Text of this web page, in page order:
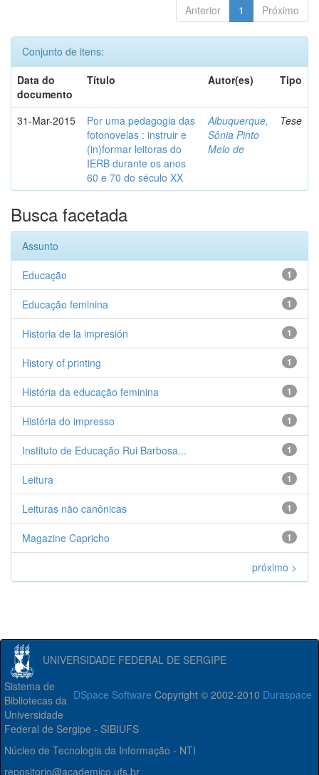
Anterior 1 Próximo
Conjunto de itens:
Data do
documento
Título Autor(es) Tipo
31-Mar-2015
Por uma pedagogia das
fotonovelas : instruir e
(in)formar leitoras do
IERB durante os anos
60 e 70 do século XX
Albuquerque,
Sônia Pinto
Melo de
Tese
Busca facetada
Assunto
1
Educação
1
Educação feminina
1
Historia de la impresión
1
History of printing
1
História da educação feminina
1
História do impresso
1
Instituto de Educação Rui Barbosa...
1
Leitura
1
Leituras não canônicas
1
Magazine Capricho
próximo >
UNIVERSIDADE FEDERAL DE SERGIPE
DSpace Software Copyright © 2002-2010 Duraspace
Sistema de
Bibliotecas da
Universidade
Federal de Sergipe - SIBIUFS
Núcleo de Tecnologia da Informação - NTI
repositorio@academico.ufs.br